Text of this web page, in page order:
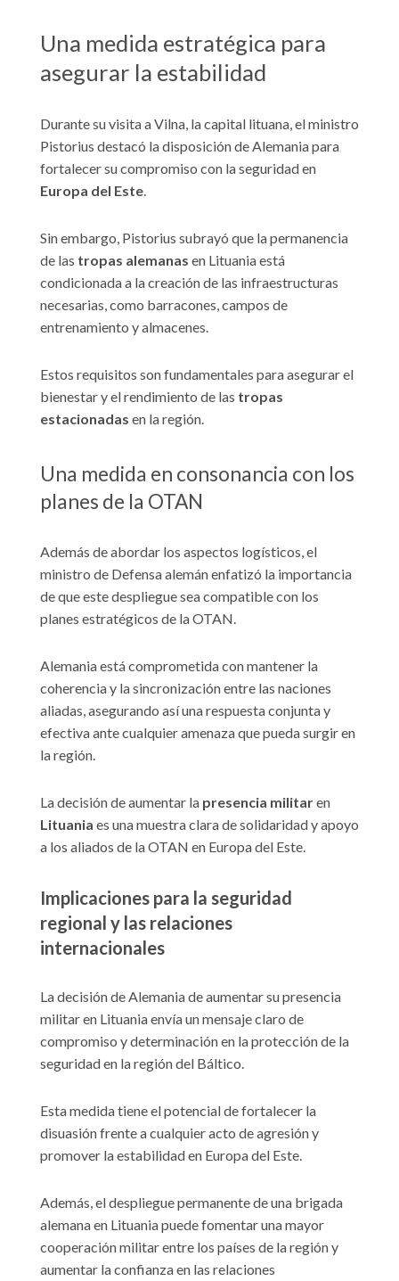
Una medida estratégica para
asegurar la estabilidad
Durante su visita a Vilna, la capital lituana, el ministro
Pistorius destacó la disposición de Alemania para
fortalecer su compromiso con la seguridad en
Europa del Este.
Sin embargo, Pistorius subrayó que la permanencia
de las tropas alemanas en Lituania está
condicionada a la creación de las infraestructuras
necesarias, como barracones, campos de
entrenamiento y almacenes.
Estos requisitos son fundamentales para asegurar el
bienestar y el rendimiento de las tropas
estacionadas en la región.
Una medida en consonancia con los
planes de la OTAN
Además de abordar los aspectos logísticos, el
ministro de Defensa alemán enfatizó la importancia
de que este despliegue sea compatible con los
planes estratégicos de la OTAN.
Alemania está comprometida con mantener la
coherencia y la sincronización entre las naciones
aliadas, asegurando así una respuesta conjunta y
efectiva ante cualquier amenaza que pueda surgir en
la región.
La decisión de aumentar la presencia militaren
Lituania es una muestra clara de solidaridad y apoyo
a los aliados de la OTAN en Europa del Este.
Implicaciones para la seguridad
regional y las relaciones
internacionales
La decisión de Alemania de aumentar su presencia
militar en Lituania envía un mensaje claro de
compromiso y determinación en la protección de la
seguridad en la región del Báltico.
Esta medida tiene el potencial de fortalecer la
disuasión frente a cualquier acto de agresión y
promover la estabilidad en Europa del Este.
Además, el despliegue permanente de una brigada
alemana en Lituania puede fomentar una mayor
cooperación militar entre los países de la región y
aumentar la confianza en las relaciones